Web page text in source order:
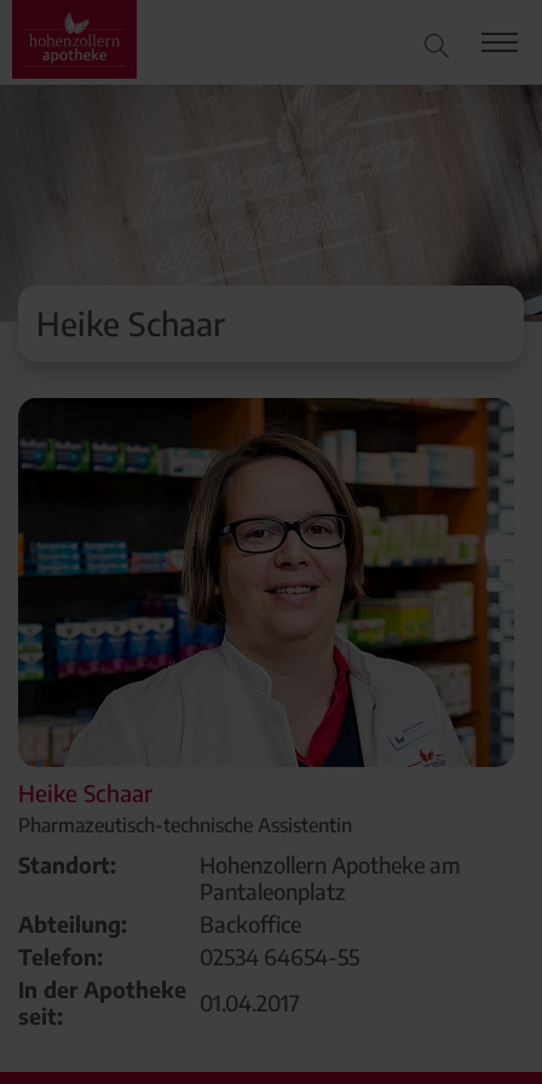
Heike Schaar
Heike Schaar
Pharmazeutisch-technische Assistentin
Standort:
Hohenzollern Apotheke am
Pantaleonplatz
Abteilung:
Backoffice
Telefon:
02534 64654-55
In der Apotheke
seit:
01.04.2017